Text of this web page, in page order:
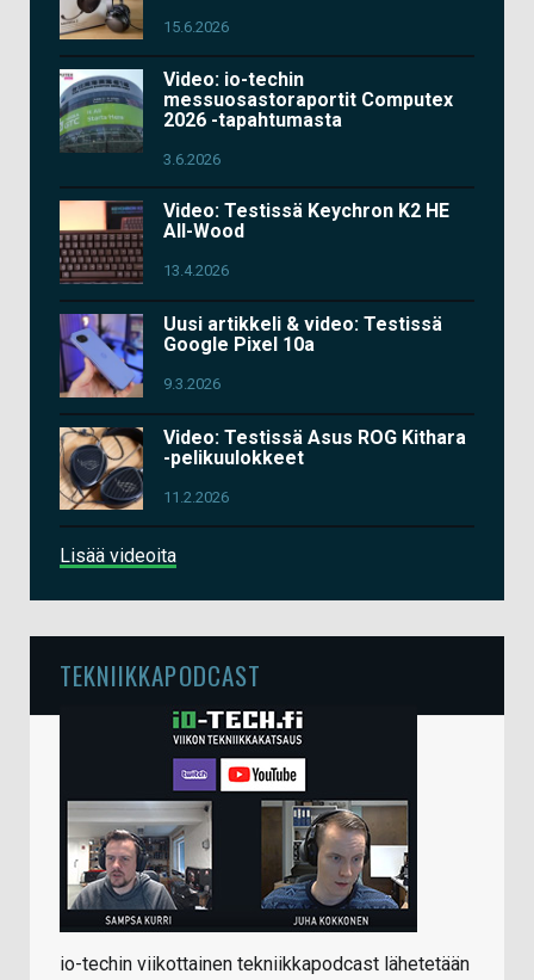
15.6.2026
Video: io-techin
messuosastoraportit Computex
2026 -tapahtumasta
3.6.2026
Video: Testissä Keychron K2 HE
All-Wood
13.4.2026
Uusi artikkeli & video: Testissä
Google Pixel 10a
9.3.2026
Video: Testissä Asus ROG Kithara
-pelikuulokkeet
11.2.2026
Lisää videoita
TEKNIIKKAPODCAST
io-techin viikottainen tekniikkapodcast lähetetään